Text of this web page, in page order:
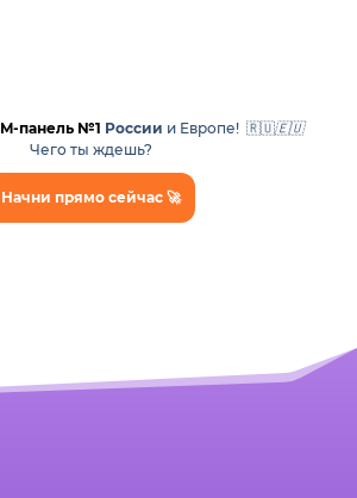
панель №1 России и Европе! 🇷🇺🇪🇺
Чего ты ждешь?
Начни прямо сейчас 🚀